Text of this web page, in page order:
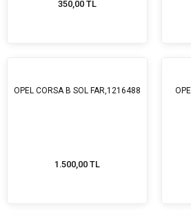
350,00 TL
OPEL CORSA B SOL FAR,1216488
1.500,00 TL